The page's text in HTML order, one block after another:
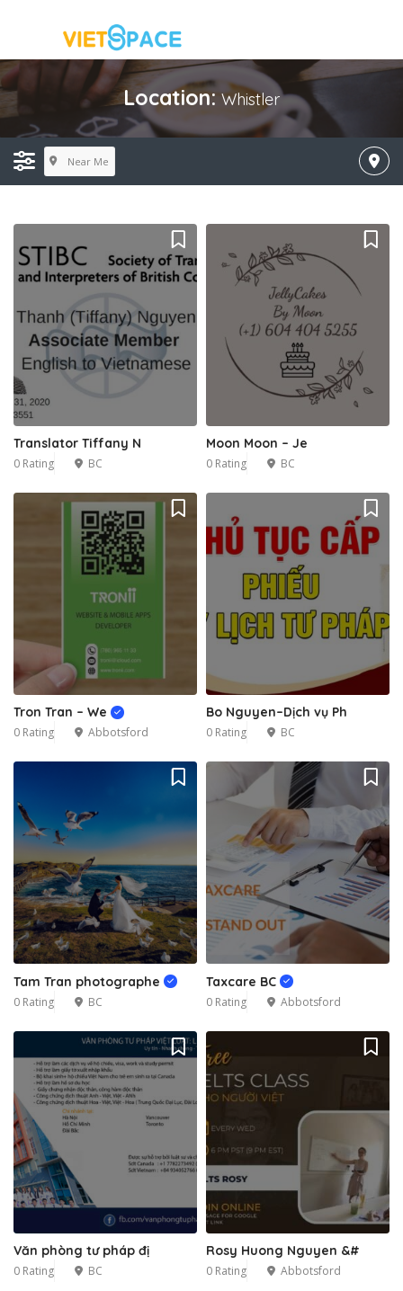
Location:Whistler
Near Me
Translator Tiffany N
0 Rating BC
Moon Moon – Je
0 Rating BC
Tron Tran – We
0 Rating Abbotsford
Bo Nguyen–Dịch vụ Ph
0 Rating BC
Tam Tran photographe
0 Rating BC
Taxcare BC
0 Rating Abbotsford
Văn phòng tư pháp đị
0 Rating BC
Rosy Huong Nguyen &#
0 Rating Abbotsford